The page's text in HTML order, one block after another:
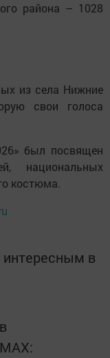
района – 1028
из села Нижние
свои голоса
был посвящен
национальных
костюма.
в